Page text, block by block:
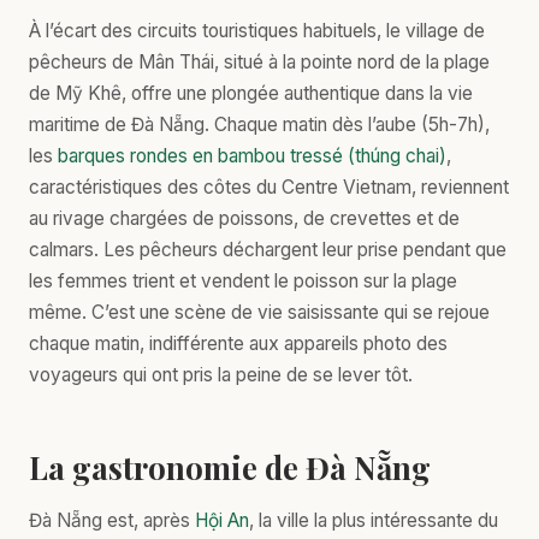
À l’écart des circuits touristiques habituels, le village de
pêcheurs de Mân Thái, situé à la pointe nord de la plage
de Mỹ Khê, offre une plongée authentique dans la vie
maritime de Đà Nẵng. Chaque matin dès l’aube (5h-7h),
les barques rondes en bambou tressé (thúng chai),
caractéristiques des côtes du Centre Vietnam, reviennent
au rivage chargées de poissons, de crevettes et de
calmars. Les pêcheurs déchargent leur prise pendant que
les femmes trient et vendent le poisson sur la plage
même. C’est une scène de vie saisissante qui se rejoue
chaque matin, indifférente aux appareils photo des
voyageurs qui ont pris la peine de se lever tôt.
La gastronomie de Đà Nẵng
Đà Nẵng est, après Hội An, la ville la plus intéressante du